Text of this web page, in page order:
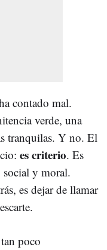
contado mal.
verde, una
tranquilas. Y no. El
es criterio. Es
y moral.
es dejar de llamar
poco